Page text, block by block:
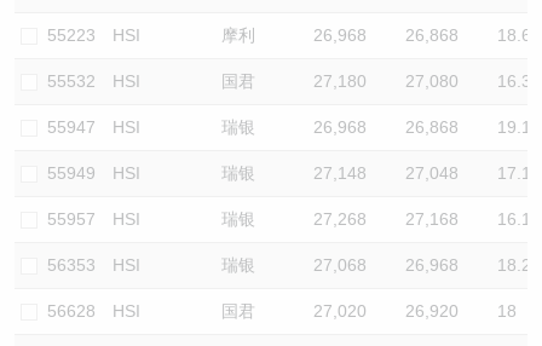
55223 HSI 摩利 26,968 26,868 18.6
55532 HSI 国君 27,180 27,080 16.3
55947 HSI 瑞银 26,968 26,868 19.1
55949 HSI 瑞银 27,148 27,048 17.1
55957 HSI 瑞银 27,268 27,168 16.1
56353 HSI 瑞银 27,068 26,968 18.2
56628 HSI 国君 27,020 26,920 18